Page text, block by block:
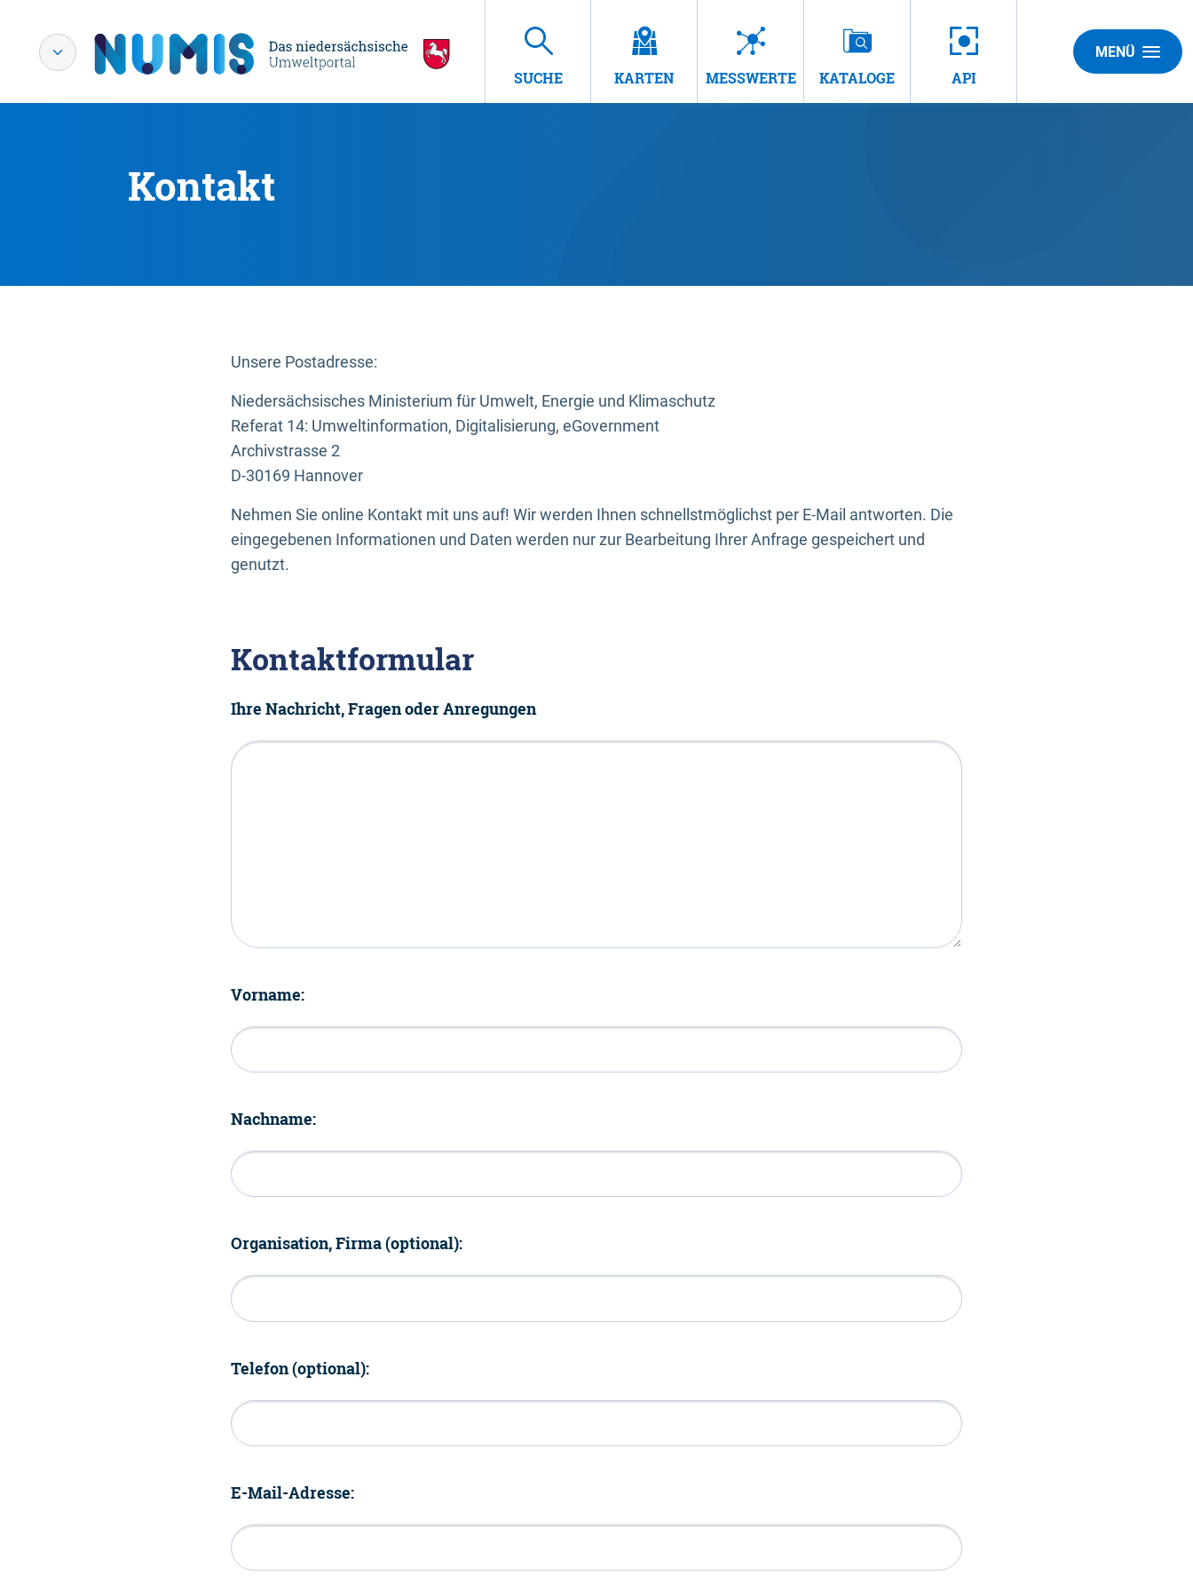
SUCHE KARTEN MESSWERTE KATALOGE API
MENÜ
Kontakt
Unsere Postadresse:
Niedersächsisches Ministerium für Umwelt, Energie und Klimaschutz
Referat 14: Umweltinformation, Digitalisierung, eGovernment
Archivstrasse 2
D-30169 Hannover
Nehmen Sie online Kontakt mit uns auf! Wir werden Ihnen schnellstmöglichst per E-Mail antworten. Die
eingegebenen Informationen und Daten werden nur zur Bearbeitung Ihrer Anfrage gespeichert und
genutzt.
Kontaktformular
Ihre Nachricht, Fragen oder Anregungen
Vorname:
Nachname:
Organisation, Firma (optional):
Telefon (optional):
E-Mail-Adresse: